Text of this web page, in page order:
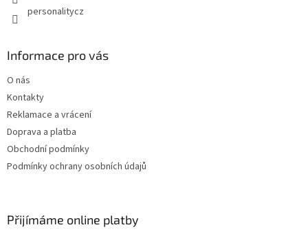
personalitycz
Informace pro vás
O nás
Kontakty
Reklamace a vrácení
Doprava a platba
Obchodní podmínky
Podmínky ochrany osobních údajů
Přijímáme online platby